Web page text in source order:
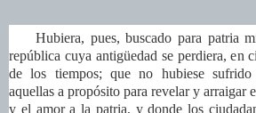
Hubiera, pues, buscado para patria
república cuya antigüedad se perdiera, en
de los tiempos; que no hubiese sufrido
aquellas a propósito para revelar y arraigar
y el amor a la patria, y donde los